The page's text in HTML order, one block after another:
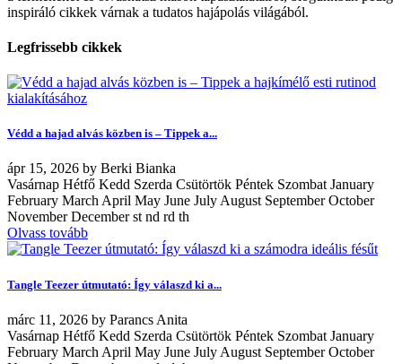
inspiráló cikkek várnak a tudatos hajápolás világából.
Legfrissebb cikkek
Védd a hajad alvás közben is – Tippek a...
ápr 15, 2026 by Berki Bianka
Vasárnap Hétfő Kedd Szerda Csütörtök Péntek Szombat January
February March April May June July August September October
November December st nd rd th
Olvass tovább
Tangle Teezer útmutató: Így válaszd ki a...
márc 11, 2026 by Parancs Anita
Vasárnap Hétfő Kedd Szerda Csütörtök Péntek Szombat January
February March April May June July August September October